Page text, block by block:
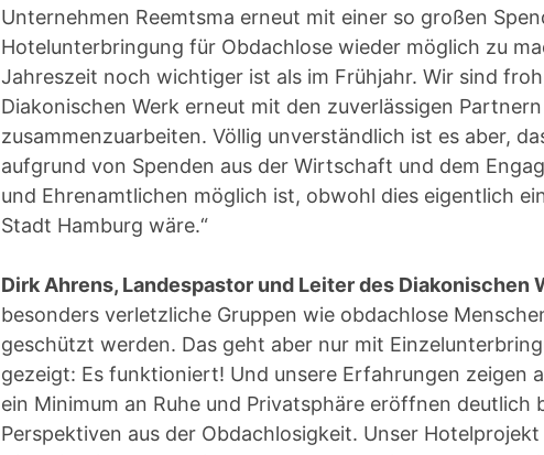
Unternehmen Reemtsma erneut mit einer so großen
Hotelunterbringung für Obdachlose wieder möglich zu
Jahreszeit noch wichtiger ist als im Frühjahr. Wir sind
Diakonischen Werk erneut mit den zuverlässigen
zusammenzuarbeiten. Völlig unverständlich ist es aber,
aufgrund von Spenden aus der Wirtschaft und dem
und Ehrenamtlichen möglich ist, obwohl dies eigentlich
Stadt Hamburg wäre.“
Dirk Ahrens, Landespastor und Leiter des Diakonischen
besonders verletzliche Gruppen wie obdachlose
geschützt werden. Das geht aber nur mit
gezeigt: Es funktioniert! Und unsere Erfahrungen zeigen
ein Minimum an Ruhe und Privatsphäre eröffnen deutlich
Perspektiven aus der Obdachlosigkeit. Unser